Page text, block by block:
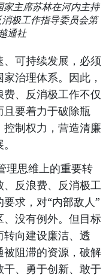
家主席苏林在河内主持
极工作指导委员会第
通社
可持续发展，必须
治理体系。因此，
、反消极工作不仅
要着力于破除瓶
制权力，营造清廉
理思维上的重要转
反浪费、反消极工
求，对“内部敌人”
没有例外。但目标
向建设廉洁、透
阻滞的资源，破解
、勇于创新、敢于